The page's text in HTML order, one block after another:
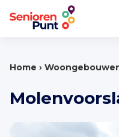
Home ›